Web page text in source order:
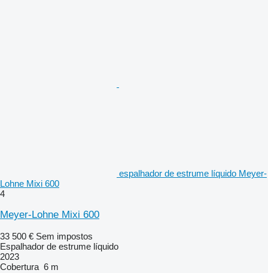
espalhador de estrume líquido Meyer-
Lohne Mixi 600
4
Meyer-Lohne Mixi 600
33 500 € Sem impostos
Espalhador de estrume líquido
2023
Cobertura 6 m